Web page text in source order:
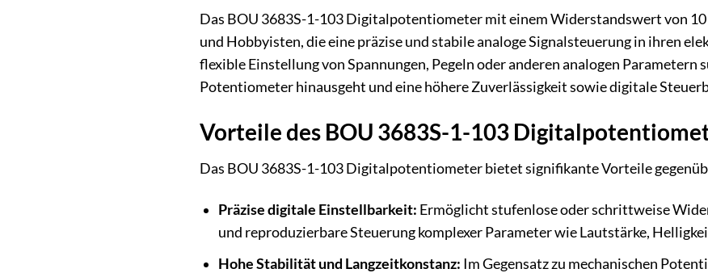
Das BOU 3683S-1-103 Digitalpotentiometer mit einem Widerstandswert von
und Hobbyisten, die eine präzise und stabile analoge Signalsteuerung in ihren
flexible Einstellung von Spannungen, Pegeln oder anderen analogen Parametern
Potentiometer hinausgeht und eine höhere Zuverlässigkeit sowie digitale
Vorteile des BOU 3683S-1-103
Das BOU 3683S-1-103 Digitalpotentiometer bietet signifikante Vorteile
Präzise digitale Einstellbarkeit: Ermöglicht stufenlose oder schrittweise
und reproduzierbare Steuerung komplexer Parameter wie Lautstärke,
Hohe Stabilität und Langzeitkonstanz: Im Gegensatz zu mechanischen